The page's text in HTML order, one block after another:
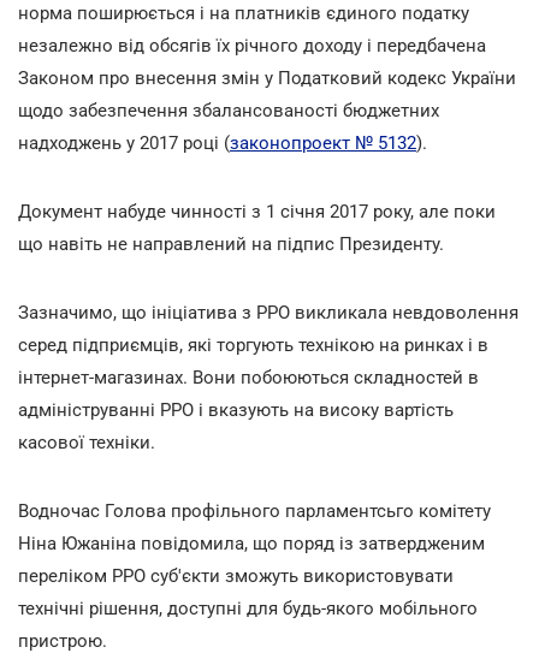
норма поширюється і на платників єдиного податку
незалежно від обсягів їх річного доходу і передбачена
Законом про внесення змін у Податковий кодекс України
щодо забезпечення збалансованості бюджетних
надходжень у 2017 році (законопроект № 5132).
Документ набуде чинності з 1 січня 2017 року, але поки
що навіть не направлений на підпис Президенту.
Зазначимо, що ініціатива з РРО викликала невдоволення
серед підприємців, які торгують технікою на ринках і в
інтернет-магазинах. Вони побоюються складностей в
адмініструванні РРО і вказують на високу вартість
касової техніки.
Водночас Голова профільного парламентсьго комітету
Ніна Южаніна повідомила, що поряд із затвердженим
переліком РРО суб'єкти зможуть використовувати
технічні рішення, доступні для будь-якого мобільного
пристрою.